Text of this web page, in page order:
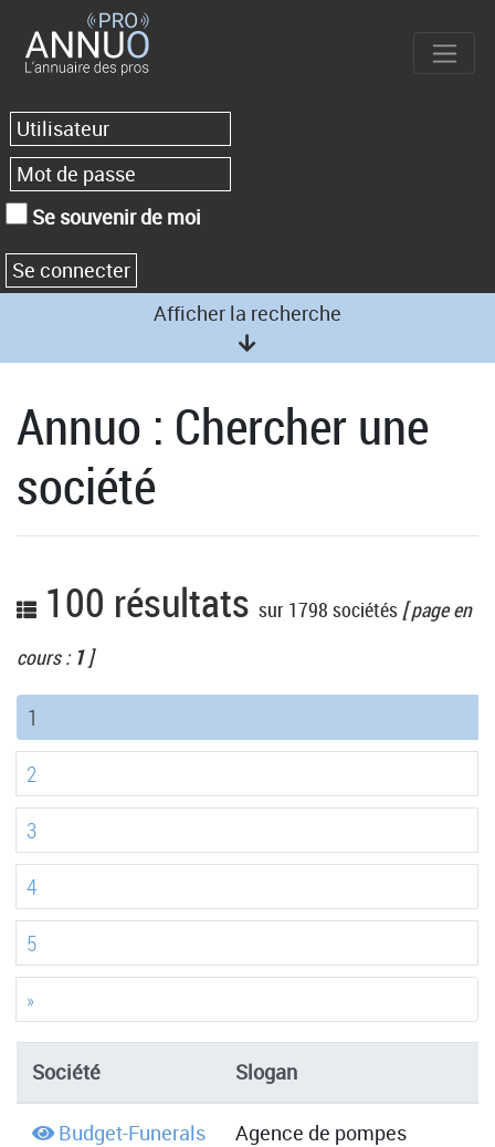
Se souvenir de moi
Afficher la recherche
Annuo : Chercher une
société
100 résultats sur 1798 sociétés [ page en
cours : 1]
1
2
3
4
5
»
Société Slogan
Budget-Funerals
Agence de pompes